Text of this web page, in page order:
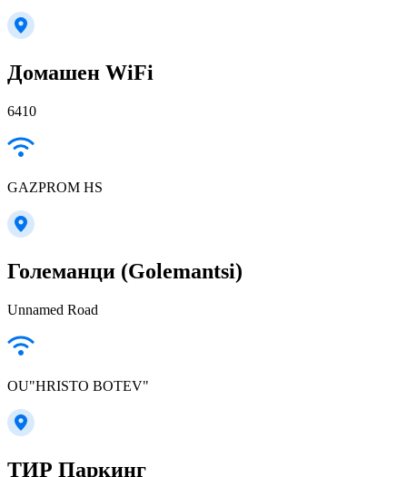
Домашен WiFi
6410
GAZPROM HS
Големанци (Golemantsi)
Unnamed Road
OU"HRISTO BOTEV"
ТИР Паркинг